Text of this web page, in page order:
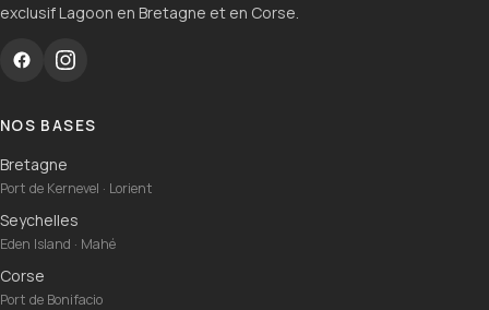
exclusif Lagoon en Bretagne et en Corse.
NOS BASES
Bretagne
Port de Kernevel · Lorient
Seychelles
Eden Island · Mahé
Corse
Port de Bonifacio